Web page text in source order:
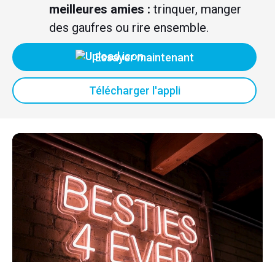
meilleures amies : trinquer, manger
des gaufres ou rire ensemble.
Essayer maintenant
Télécharger l'appli